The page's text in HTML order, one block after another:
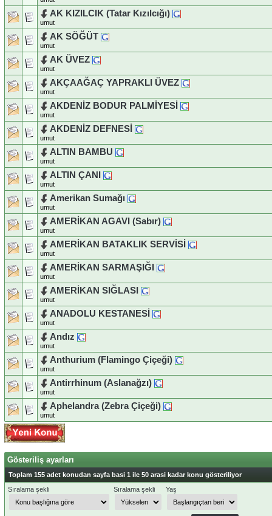
AK KIZILCIK (Tatar Kızılcığı)
umut
AK SÖĞÜT
umut
AK ÜVEZ
umut
AKÇAAĞAÇ YAPRAKLI ÜVEZ
umut
AKDENİZ BODUR PALMİYESİ
umut
AKDENİZ DEFNESİ
umut
ALTIN BAMBU
umut
ALTIN ÇANI
umut
Amerikan Sumağı
umut
AMERİKAN AGAVI (Sabır)
umut
AMERİKAN BATAKLIK SERVİSİ
umut
AMERİKAN SARMAŞIĞI
umut
AMERİKAN SIĞLASI
umut
ANADOLU KESTANESİ
umut
Andız
umut
Anthurium (Flamingo Çiçeği)
umut
Antirrhinum (Aslanağzı)
umut
Aphelandra (Zebra Çiçeği)
umut
Gösteriliş ayarları
Toplam 155 adet konudan sayfa basi 1 ile 50 arasi kadar konu gösteriliyor
Sıralama şekli
Sıralama şekli Yaş